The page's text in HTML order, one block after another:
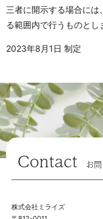
三者に開示する場合に
る範囲内で行うものとし
2023年8月1日 制定
Contact お
株式会社ミライズ